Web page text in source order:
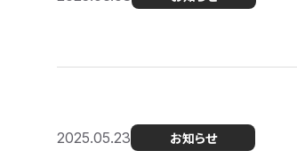
2025.05.23 お知らせ